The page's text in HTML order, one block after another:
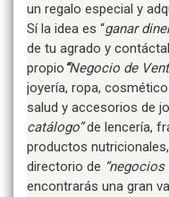
un regalo especial y
Sí la idea es “ganar
de tu agrado y
propio“Negocio de
joyería, ropa,
salud y accesorios de
catálogo”de lencería,
productos
directorio de
encontrarás una gran